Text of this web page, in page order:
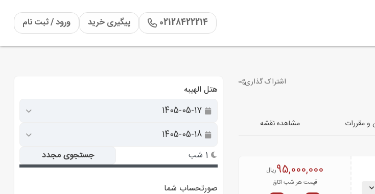
02128422214 پیگیری خرید ورود / ثبت نام
اشتراک گذاری
و مقررات مشاهده نقشه
95,000,000ریال
قیمت هر شب اتاق
هتل الهیبه
1 شب جستجوی مجدد
صورتحساب شما